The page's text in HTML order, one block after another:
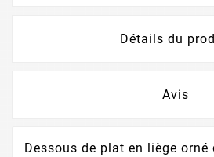
Détails du
Avis
Dessous de plat en liège